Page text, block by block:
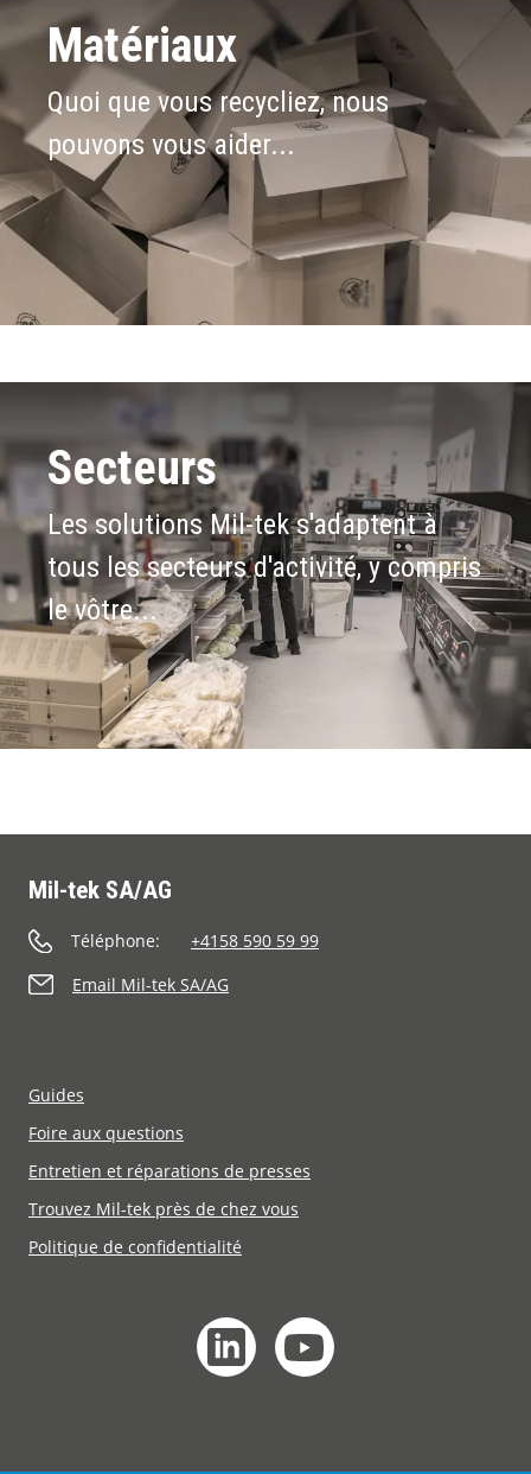
Matériaux
Quoi que vous recycliez, nous
pouvons vous aider...
Secteurs
Les solutions Mil-tek s'adaptent à
tous les secteurs d'activité, y compris
le vôtre...
Mil-tek SA/AG
Téléphone:
+4158 590 59 99
Email Mil-tek SA/AG
Guides
Foire aux questions
Entretien et réparations de presses
Trouvez Mil-tek près de chez vous
Politique de confidentialité